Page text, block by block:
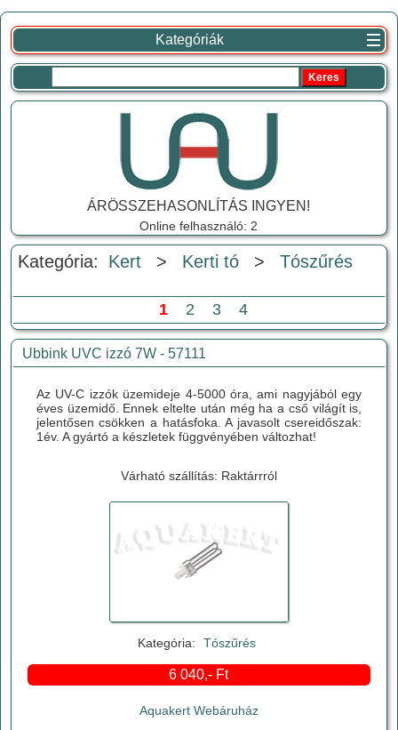
Kategóriák
ÁRÖSSZEHASONLÍTÁS INGYEN!
Online felhasználó: 2
Kategória: Kert > Kerti tó > Tószűrés
1 2 3 4
Ubbink UVC izzó 7W - 57111
Az UV-C izzók üzemideje 4-5000 óra, ami nagyjából egy
éves üzemidő. Ennek eltelte után még ha a cső világít is,
jelentősen csökken a hatásfoka. A javasolt csereidőszak:
1év. A gyártó a készletek függvényében változhat!
Várható szállítás: Raktárrról
Kategória: Tószűrés
6 040,- Ft
Aquakert Webáruház